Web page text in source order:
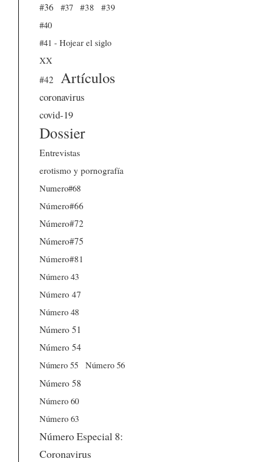
#36
#37 #38
#39
#40
#41 - Hojear el siglo
XX
#42
Artículos
coronavirus
covid-19
Dossier
Entrevistas
erotismo y pornografía
Numero#68
Número#66
Número#72
Número#75
Número#81
Número 43
Número 47
Número 48
Número 51
Número 54
Número 55
Número 56
Número 58
Número 60
Número 63
Número Especial 8:
Coronavirus